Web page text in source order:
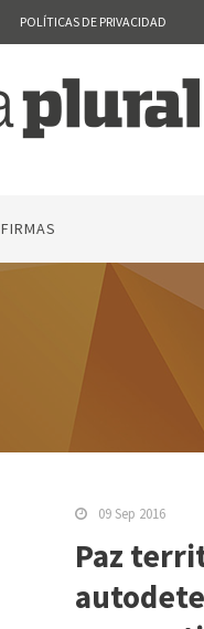
POLÍTICAS DE PRIVACIDAD
FIRMAS
09 Sep 2016
Paz